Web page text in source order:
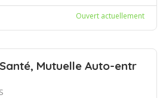
Ouvert actuellement
Mutuelle Auto-entr